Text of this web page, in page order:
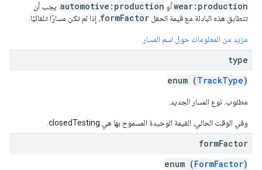
wear:productionأو automotive:production . يجب أن
تتطابق هذه البادئة مع قيمة الحقل formFactor، إذا لم تكن مسارًا تلقائيًا.
مزيد من المعلومات حول اسم المسار
type
enum (TrackType)
مطلوب. نوع المسار الجديد.
وفي الوقت الحالي، القيمة الوحيدة المسموح بها هي closedTesting.
formFactor
enum (FormFactor)